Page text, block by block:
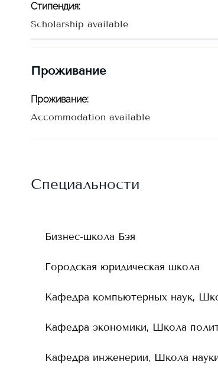
Стипендия:
Scholarship available
Проживание
Проживание:
Accommodation available
Специальности
Бизнес-школа Бэя
Городская юридическая школа
Кафедра компьютерных наук,
Кафедра экономики, Школа
Кафедра инженерии, Школа